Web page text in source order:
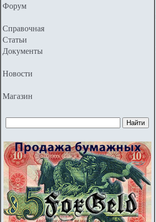
Форум
Справочная
Статьи
Документы
Новости
Магазин